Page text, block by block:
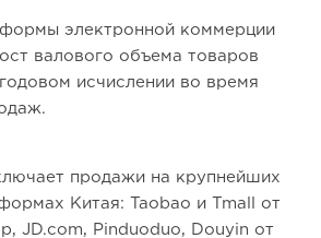
электронной коммерции
валового объема товаров
исчислении во время
продажи на крупнейших
Китая: Taobao и Tmall от
JD.com, Pinduoduo, Douyin от